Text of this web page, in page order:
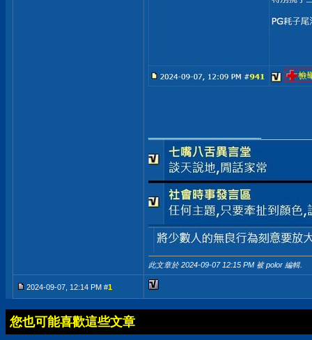
此文章於 2024-09-07 12:15 PM 被 polor 編輯.
2024-09-07, 12:14 PM #1
您也可能喜歡這些文章